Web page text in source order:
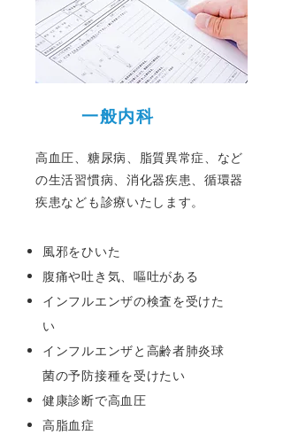
​一般内科
高血圧、糖尿病、脂質異常症、など
の生活習慣病、消化器疾患、循環器
疾患なども診療いたします。
風邪をひいた
腹痛や吐き気、嘔吐がある
インフルエンザの検査を受けた
い
インフルエンザと高齢者肺炎球
菌の予防接種を受けたい
健康診断で高血圧
高脂血症